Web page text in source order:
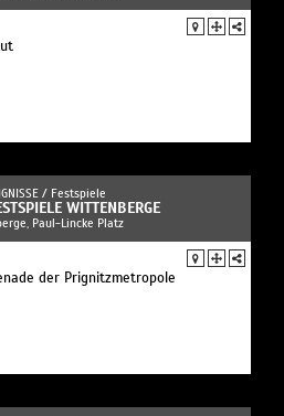
/ Festspiele
WITTENBERGE
Paul-Lincke Platz
der Prignitzmetropole